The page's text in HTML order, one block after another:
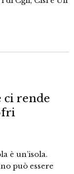
ci rende
è un’isola.
può essere